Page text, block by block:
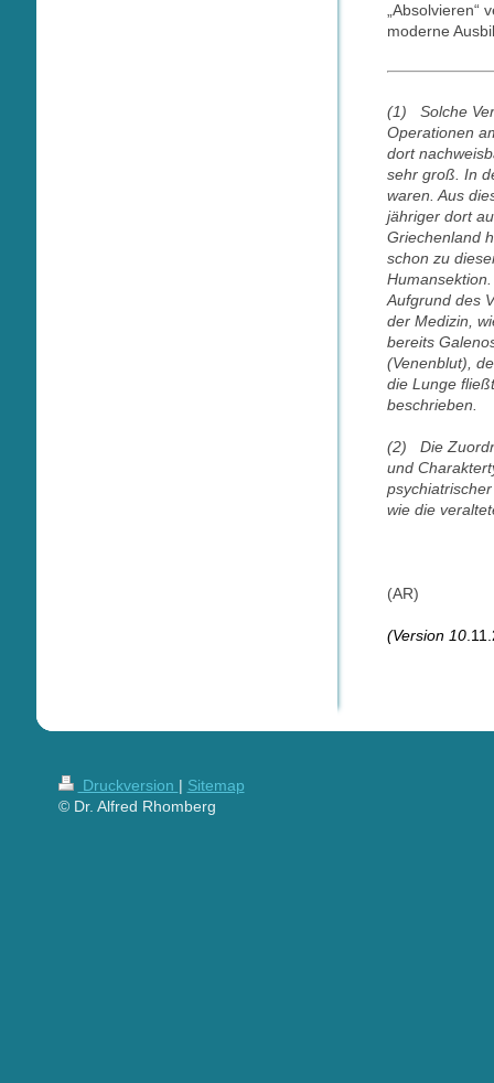
moderne
(1) Solche
Operationen
dort
sehr groß. In
waren. Aus
jähriger dort
Griechenland
schon zu
Aufgrund des
der Medizin,
bereits
(Venenblut),
die Lunge
beschrieben.
(2) Die
und
wie die
(AR)
(Version 10
Druckversion | Sitemap
© Dr. Alfred Rhomberg